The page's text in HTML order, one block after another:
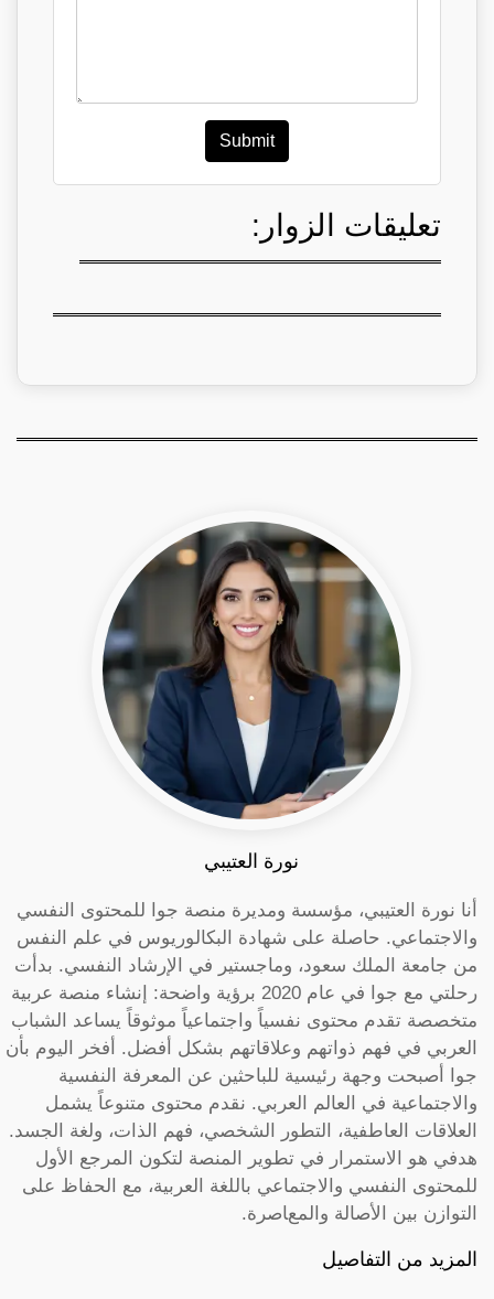
Submit
تعليقات الزوار:
نورة العتيبي
أنا نورة العتيبي، مؤسسة ومديرة منصة جوا للمحتوى النفسي
والاجتماعي. حاصلة على شهادة البكالوريوس في علم النفس
من جامعة الملك سعود، وماجستير في الإرشاد النفسي. بدأت
رحلتي مع جوا في عام 2020 برؤية واضحة: إنشاء منصة عربية
متخصصة تقدم محتوى نفسياً واجتماعياً موثوقاً يساعد الشباب
العربي في فهم ذواتهم وعلاقاتهم بشكل أفضل. أفخر اليوم بأن
جوا أصبحت وجهة رئيسية للباحثين عن المعرفة النفسية
والاجتماعية في العالم العربي. نقدم محتوى متنوعاً يشمل
العلاقات العاطفية، التطور الشخصي، فهم الذات، ولغة الجسد.
هدفي هو الاستمرار في تطوير المنصة لتكون المرجع الأول
للمحتوى النفسي والاجتماعي باللغة العربية، مع الحفاظ على
التوازن بين الأصالة والمعاصرة.
المزيد من التفاصيل